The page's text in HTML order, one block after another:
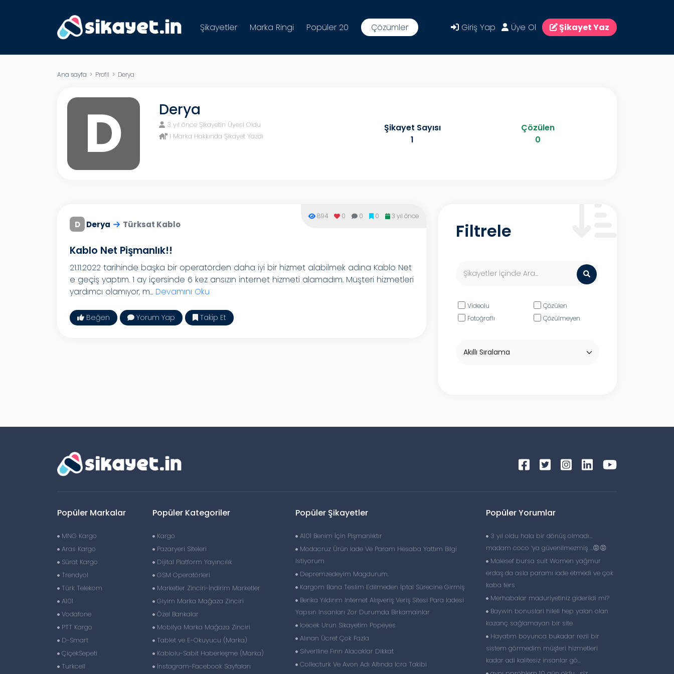
Şikayetler Marka Ringi Popüler 20 Çözümler Giriş Yap Üye Ol Şikayet Yaz
Ana sayfa > Profil > Derya
D Derya
3 yıl önce Şikayetin Üyesi Oldu
1 Marka Hakkında Şikayet Yazdı
Şikayet Sayısı
1
Çözülen
0
D Derya Türksat Kablo
Kablo Net Pişmanlık!!
894 0 0 0 3 yıl önce
21.11.2022 tarihinde başka bir operatörden daha iyi bir hizmet alabilmek adına Kablo Net
e geçiş yaptım. 1 ay içersinde 6 kez ansızın internet hizmeti alamadım. Müşteri hizmetleri
yardımcı olamıyor, m... Devamını Oku
Beğen Yorum Yap Takip Et
Filtrele
Videolu
Çözülen
Fotoğraflı
Çözülmeyen
Popüler Markalar
MNG Kargo
Aras Kargo
Sürat Kargo
Trendyol
Türk Telekom
A101
Vodafone
PTT Kargo
D-Smart
ÇiçekSepeti
Turkcell
Popüler Kategoriler
Kargo
Pazaryeri Siteleri
Dijital Platform Yayıncılık
GSM Operatörleri
Marketler Zinciri-İndirim Marketler
Giyim Marka Mağaza Zinciri
Özel Bankalar
Mobilya Marka Mağaza Zinciri
Tablet ve E-Okuyucu (Marka)
Kablolu-Sabit Haberleşme (Marka)
İnstagram-Facebook Sayfaları
Popüler Şikayetler
A101 Benim İçin Pişmanlıktır
Modacruz Ürün Iade Ve Param Hesaba Yattım Bilgi
Istiyorum
Depremzedeyim Magdurum.
Kargom Bana Teslim Edilmeden İptal Sürecine Girmiş
Berika Yıldırım Internet Alışveriş Veriş Sitesi Para Iadesi
Yapsın Insanları Zor Durumda Birkamainlar
Icecek Urun Sikayetim Popeyes
Alınan Ücret Çok Fazla
Silverlline Fırın Alacaklar Dikkat
Collecturk Ve Avon Adı Altında Icra Takibi
Popüler Yorumlar
3 yıl oldu hala bir dönüş olmadı…
madam coco ‘ya güvenilmezmiş …😡😡
Malesef bursa suit Women yağmur
erdaş da asla paramı iade etmedi ve çok
kaba ters
Merhabalar maduriyetiniz giderildi mi?
Baywin bonuslari hileli hep yalan olan
kazanç sağlamayan bir site
Hayatım boyunca bukadar rezil bir
sistem görmedim müşteri hizmetleri
kadar adi kalitesiz insanlar gö...